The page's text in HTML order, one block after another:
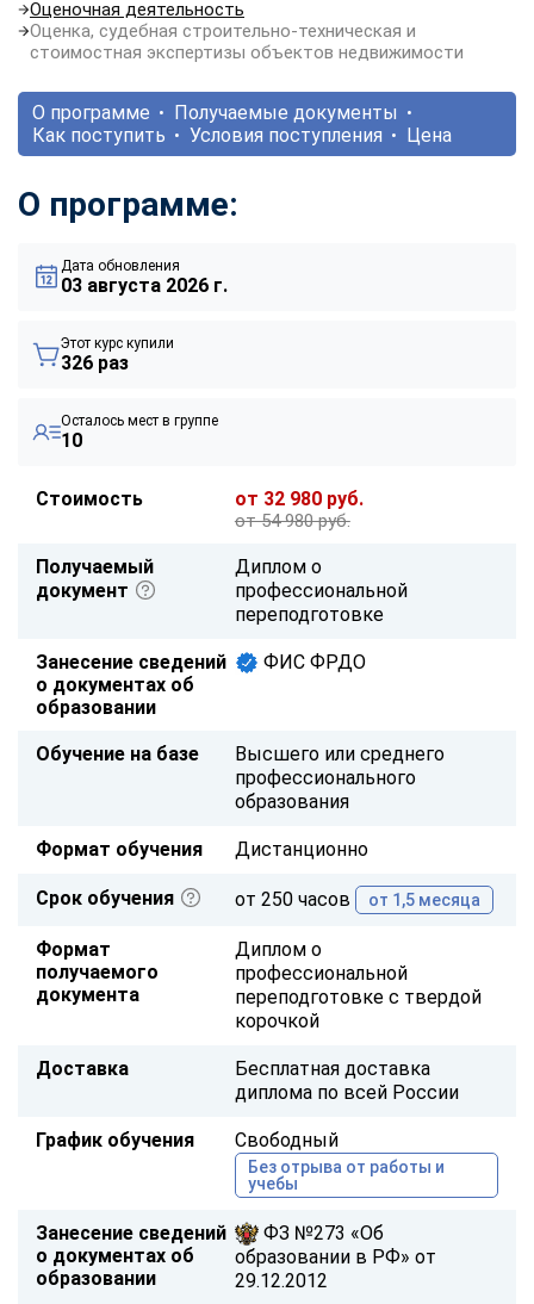
Оценочная деятельность
Оценка, судебная строительно-техническая и
стоимостная экспертизы объектов недвижимости
О программе
Получаемые документы
Как поступить
Условия поступления Цена
О программе:
Дата обновления
03 августа 2026 г.
Этот курс купили
326 раз
Осталось мест в группе
10
Стоимость от 32 980 руб.
от 54 980 руб.
Получаемый
документ
Диплом о
профессиональной
переподготовке
Занесение сведений
о документах об
образовании
ФИС ФРДО
Обучение на базе
Высшего или среднего
профессионального
образования
Формат обучения Дистанционно
Срок обучения от 250 часов от 1,5 месяца
Формат
получаемого
документа
Диплом о
профессиональной
переподготовке с твердой
корочкой
Доставка
Бесплатная доставка
диплома по всей России
График обучения Свободный
Без отрыва от работы и
учебы
Занесение сведений
о документах об
образовании
ФЗ №273 «Об
образовании в РФ» от
29.12.2012